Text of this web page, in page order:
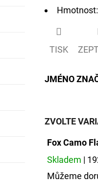
TISK
JMÉNO
ZVOLTE
Fox Camo
Skladem |
Můžeme